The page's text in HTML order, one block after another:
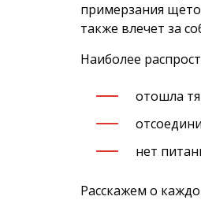
примерзания
также влечет за
Наиболее
отошла
нет
Расскажем о